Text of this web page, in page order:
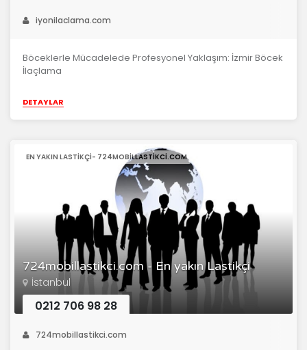
iyonilaclama.com
Böceklerle Mücadelede Profesyonel Yaklaşım: İzmir Böcek
İlaçlama
DETAYLAR
724mobillastikci.com - En yakın Lastikçi
EN YAKIN LASTIKÇI- 724MOBILLASTIKCI.COM
İstanbul
0212 706 98 28
724mobillastikci.com